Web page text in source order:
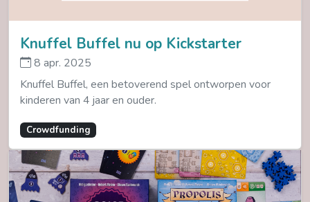
Knuffel Buffel nu op Kickstarter
8 apr. 2025
Knuffel Buffel, een betoverend spel ontworpen voor
kinderen van 4 jaar en ouder.
Crowdfunding